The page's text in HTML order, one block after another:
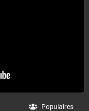
Populaires